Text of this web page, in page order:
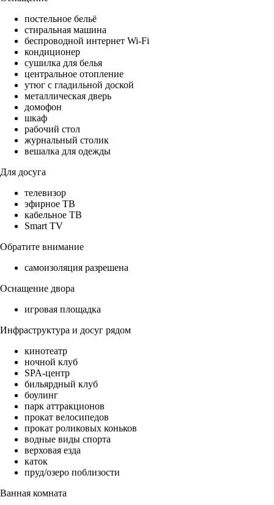
постельное бельё
стиральная машина
беспроводной интернет Wi-Fi
кондиционер
сушилка для белья
центральное отопление
утюг с гладильной доской
металлическая дверь
домофон
шкаф
рабочий стол
журнальный столик
вешалка для одежды
Для досуга
телевизор
эфирное ТВ
кабельное ТВ
Smart TV
Обратите внимание
самоизоляция разрешена
Оснащение двора
игровая площадка
Инфраструктура и досуг рядом
кинотеатр
ночной клуб
SPA-центр
бильярдный клуб
боулинг
парк аттракционов
прокат велосипедов
прокат роликовых коньков
водные виды спорта
верховая езда
каток
пруд/озеро поблизости
Ванная комната